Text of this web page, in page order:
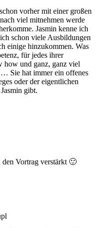
vorher mit einer großen
viel mitnehmen werde
Jasmin kenne ich
schon viele Ausbildungen
einige hinzukommen. Was
für jedes ihrer
how und ganz, ganz viel
Sie hat immer ein offenes
oder der eigentlichen
gibt.
Vortrag verstärkt 🙂